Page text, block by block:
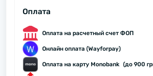
Оплата
Оплата на расчетный счет ФОП
Онлайн оплата (Wayforpay)
Оплата на карту Monobank (до 900